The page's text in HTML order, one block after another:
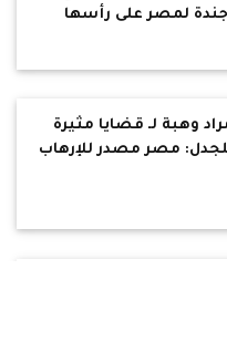
لمصر على رأسها
وهبة لـ قضايا مثيرة
مصر مصدر للإرهاب